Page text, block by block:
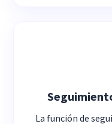
La función de